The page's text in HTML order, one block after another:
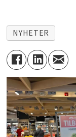
NYHETER